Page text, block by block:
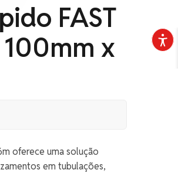
FAST
100mm x
oferece uma solução
em tubulações,